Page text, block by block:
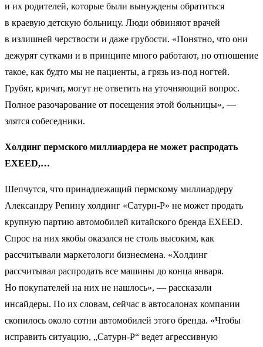
и их родителей, которые были вынуждены обратиться
в краевую детскую больницу. Люди обвиняют врачей
в излишней черствости и даже грубости. «Понятно, что они
дежурят сутками и в принципе много работают, но отношение
такое, как будто мы не пациенты, а грязь из-под ногтей.
Грубят, кричат, могут не ответить на уточняющий вопрос.
Полное разочарование от посещения этой больницы», —
злятся собеседники.
Холдинг пермского миллиардера не может распродать
EXEED,…
Шепчутся, что принадлежащий пермскому миллиардеру
Александру Репину холдинг «Сатурн-Р» не может продать
крупную партию автомобилей китайского бренда EXEED.
Спрос на них якобы оказался не столь высоким, как
рассчитывали маркетологи бизнесмена. «Холдинг
рассчитывал распродать все машины до конца января.
Но покупателей на них не нашлось», — рассказали
инсайдеры. По их словам, сейчас в автосалонах компании
скопилось около сотни автомобилей этого бренда. «Чтобы
исправить ситуацию, „Сатурн-Р“ ведет агрессивную